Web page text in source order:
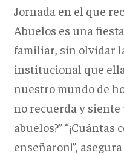
Jornada en el que
Abuelos es una
familiar, sin olvidar
institucional que
nuestro mundo de
no recuerda y
abuelos?” “¡Cuántas
enseñaron!”,